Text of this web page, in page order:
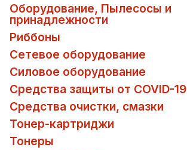
Оборудование, Пылесосы и
принадлежности
Риббоны
Сетевое оборудование
Силовое оборудование
Средства защиты от COVID-19
Средства очистки, смазки
Тонер-картриджи
Тонеры